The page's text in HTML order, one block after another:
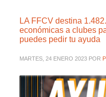
LA FFCV destina
económicas a clubes
puedes pedir tu ayuda
MARTES, 24 ENERO 2023 POR